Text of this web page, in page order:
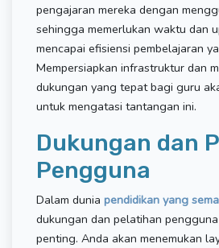
pengajaran mereka dengan
sehingga memerlukan waktu dan
mencapai efisiensi pembelajaran
Mempersiapkan infrastruktur dan
dukungan yang tepat bagi guru
untuk mengatasi tantangan ini.
Dukungan dan
Pengguna
Dalam dunia pendidikan yang
dukungan dan pelatihan
penting. Anda akan menemukan